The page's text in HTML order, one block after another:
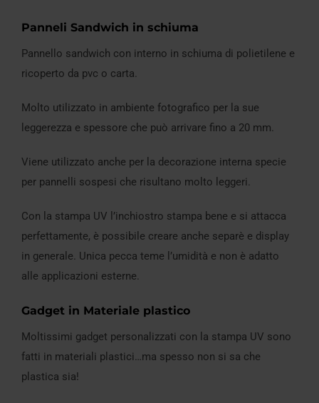
Panneli Sandwich in schiuma
Pannello sandwich con interno in schiuma di polietilene e
ricoperto da pvc o carta.
Molto utilizzato in ambiente fotografico per la sue
leggerezza e spessore che può arrivare fino a 20 mm.
Viene utilizzato anche per la decorazione interna specie
per pannelli sospesi che risultano molto leggeri.
Con la stampa UV l’inchiostro stampa bene e si attacca
perfettamente, è possibile creare anche separè e display
in generale. Unica pecca teme l’umidità e non è adatto
alle applicazioni esterne.
Gadget in Materiale plastico
Moltissimi gadget personalizzati con la stampa UV sono
fatti in materiali plastici…ma spesso non si sa che
plastica sia!